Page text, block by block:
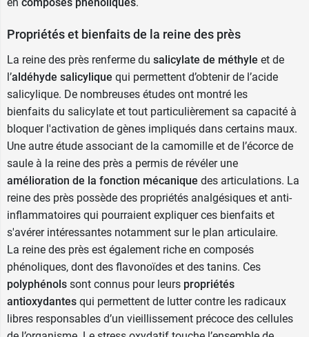
Propriétés et bienfaits de la reine des près
La reine des près renferme du salicylate de méthyle et de
l’aldéhyde salicylique qui permettent d’obtenir de l’acide
salicylique. De nombreuses études ont montré les
bienfaits du salicylate et tout particulièrement sa capacité à
bloquer l'activation de gènes impliqués dans certains maux.
Une autre étude associant de la camomille et de l’écorce de
saule à la reine des près a permis de révéler une
amélioration de la fonction mécanique des articulations. La
reine des près possède des propriétés analgésiques et anti-
inflammatoires qui pourraient expliquer ces bienfaits et
s'avérer intéressantes notamment sur le plan articulaire.
La reine des près est également riche en composés
phénoliques, dont des flavonoïdes et des tanins. Ces
polyphénols sont connus pour leurs propriétés
antioxydantes qui permettent de lutter contre les radicaux
libres responsables d’un vieillissement précoce des cellules